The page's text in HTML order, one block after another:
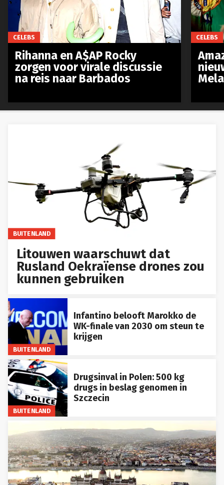
BUITENLAND
Litouwen waarschuwt dat
Rusland Oekraïense drones zou
kunnen gebruiken
BUITENLAND
Infantino belooft Marokko de
WK-finale van 2030 om steun te
krijgen
BUITENLAND
Drugsinval in Polen: 500 kg
drugs in beslag genomen in
Szczecin
CELEBS
Rihanna en A$AP Rocky
zorgen voor virale discussie
na reis naar Barbados
CELEBS